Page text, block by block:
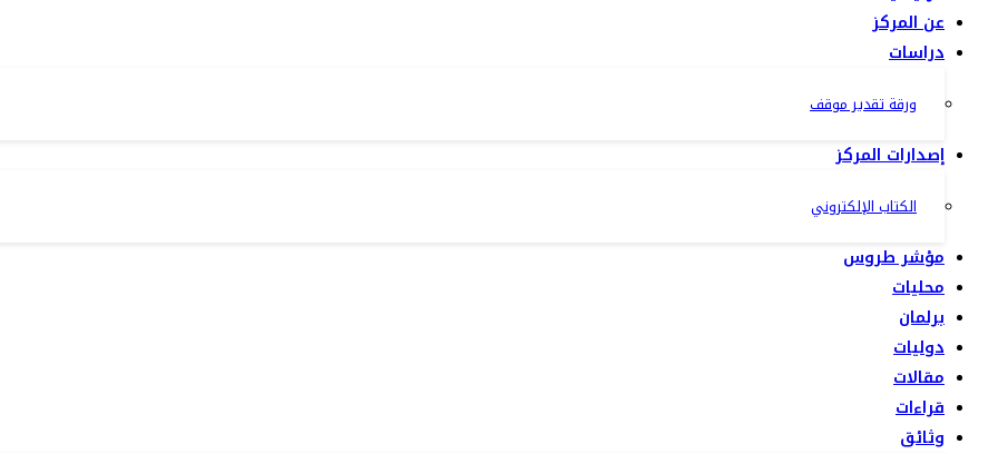
عن المركز
دراسات
ورقة تقدير موقف
إصدارات المركز
الكتاب الإلكتروني
مؤشر طروس
محليات
برلمان
دوليات
مقالات
قراءات
وثائق